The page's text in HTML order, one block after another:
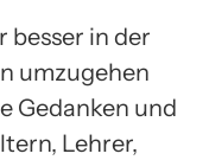
besser in der
umzugehen
Gedanken und
Lehrer,